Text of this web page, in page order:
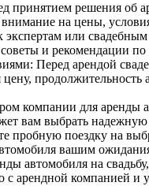
решения об
на цены,
экспертам или
и рекомендации
Перед арендой
компании для аренды
вам выбрать
пробную поездку на
вашим
автомобиля на
арендной компанией и